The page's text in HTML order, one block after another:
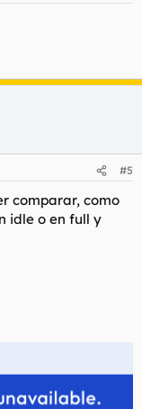
#5
comparar, como
idle o en full y